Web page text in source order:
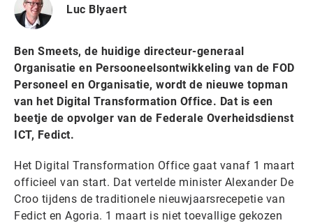
Luc Blyaert
Ben Smeets, de huidige directeur-generaal
Organisatie en Persooneelsontwikkeling van de FOD
Personeel en Organisatie, wordt de nieuwe topman
van het Digital Transformation Office. Dat is een
beetje de opvolger van de Federale Overheidsdienst
ICT, Fedict.
Het Digital Transformation Office gaat vanaf 1 maart
officieel van start. Dat vertelde minister Alexander De
Croo tijdens de traditionele nieuwjaarsrecepetie van
Fedict en Agoria. 1 maart is niet toevallige gekozen